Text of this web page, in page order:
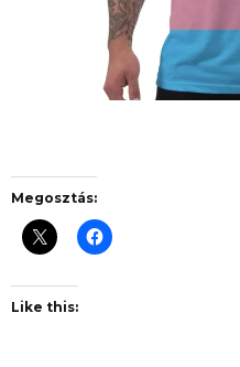
Megosztás:
Like this: